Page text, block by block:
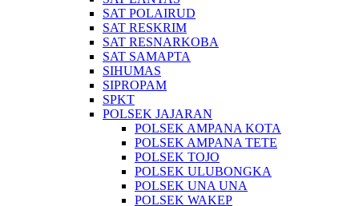
SAT POLAIRUD
SAT RESKRIM
SAT RESNARKOBA
SAT SAMAPTA
SIHUMAS
SIPROPAM
SPKT
POLSEK JAJARAN
POLSEK AMPANA KOTA
POLSEK AMPANA TETE
POLSEK TOJO
POLSEK ULUBONGKA
POLSEK UNA UNA
POLSEK WAKEP